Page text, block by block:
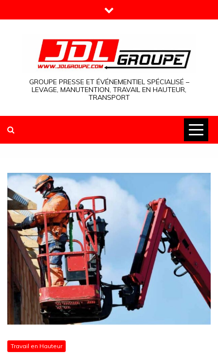
to
GROUPE PRESSE ET ÉVÉNEMENTIEL SPÉCIALISÉ –
LEVAGE, MANUTENTION, TRAVAIL EN HAUTEUR,
TRANSPORT
Travail en Hauteur